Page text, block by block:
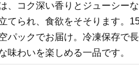
、コク深い香りとジューシー
てられ、食欲をそそります。
パックでお届け。冷凍保存で
味わいを楽しめる一品です。